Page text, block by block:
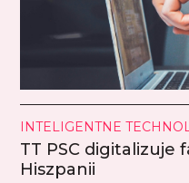
INTELIGENTNE
TT PSC digitalizuje
Hiszpanii